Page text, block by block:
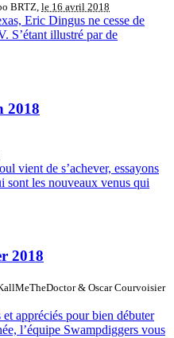
BRTZ, le 16 avril 2018
Eric Dingus ne cesse de
S’étant illustré par de
2018
vient de s’achever, essayons
sont les nouveaux venus qui
2018
& Oscar Courvoisier
appréciés pour bien débuter
l’équipe Swampdiggers vous